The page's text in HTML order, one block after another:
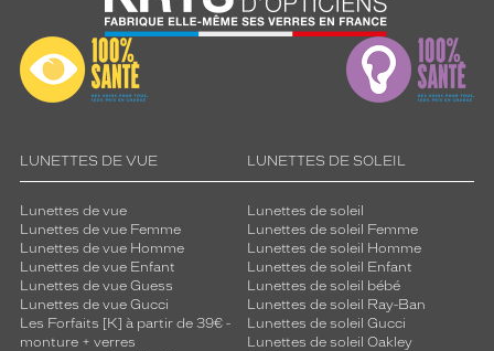
LUNETTES DE VUE
Lunettes de vue
Lunettes de vue Femme
Lunettes de vue Homme
Lunettes de vue Enfant
Lunettes de vue Guess
Lunettes de vue Gucci
Les Forfaits [K] à partir de 39€ -
monture + verres
LUNETTES DE SOLEIL
Lunettes de soleil
Lunettes de soleil Femme
Lunettes de soleil Homme
Lunettes de soleil Enfant
Lunettes de soleil bébé
Lunettes de soleil Ray-Ban
Lunettes de soleil Gucci
Lunettes de soleil Oakley